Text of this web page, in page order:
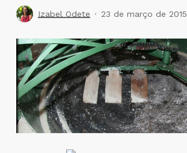
Izabel Odete 23 de março de 2015